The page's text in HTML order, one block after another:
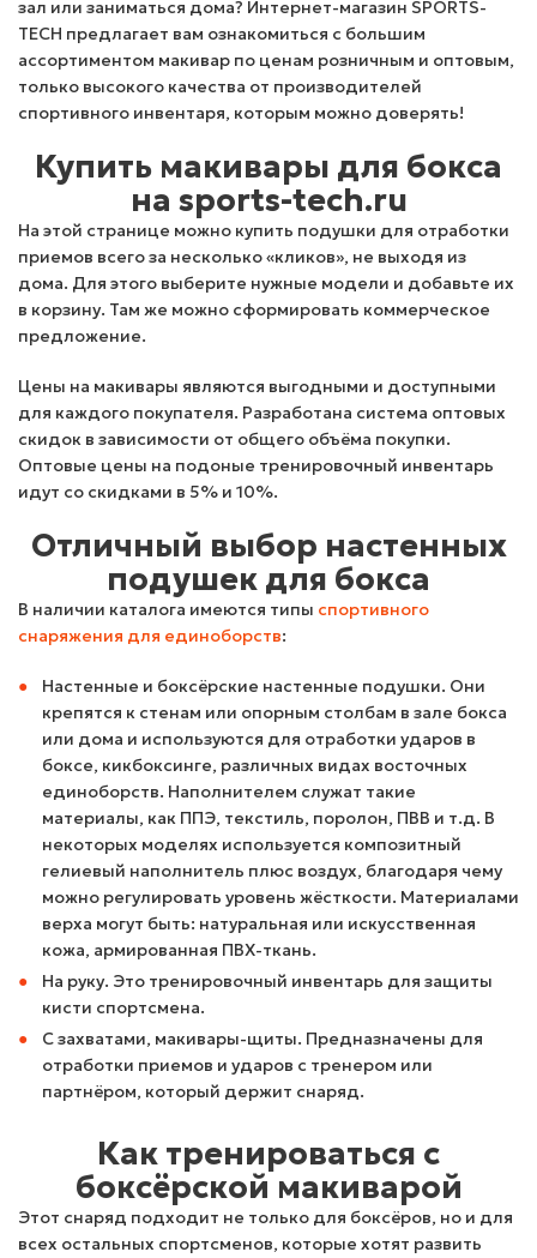
зал или заниматься дома? Интернет-магазин SPORTS-
TECH предлагает вам ознакомиться с большим
ассортиментом макивар по ценам розничным и оптовым,
только высокого качества от производителей
спортивного инвентаря, которым можно доверять!
Купить макивары для бокса
на sports-tech.ru
На этой странице можно купить подушки для отработки
приемов всего за несколько «кликов», не выходя из
дома. Для этого выберите нужные модели и добавьте их
в корзину. Там же можно сформировать коммерческое
предложение.
Цены на макивары являются выгодными и доступными
для каждого покупателя. Разработана система оптовых
скидок в зависимости от общего объёма покупки.
Оптовые цены на подоные тренировочный инвентарь
идут со скидками в 5% и 10%.
Отличный выбор настенных
подушек для бокса
В наличии каталога имеются типы спортивного
снаряжения для единоборств:
Настенные и боксёрские настенные подушки. Они
крепятся к стенам или опорным столбам в зале бокса
или дома и используются для отработки ударов в
боксе, кикбоксинге, различных видах восточных
единоборств. Наполнителем служат такие
материалы, как ППЭ, текстиль, поролон, ПВВ и т.д. В
некоторых моделях используется композитный
гелиевый наполнитель плюс воздух, благодаря чему
можно регулировать уровень жёсткости. Материалами
верха могут быть: натуральная или искусственная
кожа, армированная ПВХ-ткань.
На руку. Это тренировочный инвентарь для защиты
кисти спортсмена.
С захватами, макивары-щиты. Предназначены для
отработки приемов и ударов с тренером или
партнёром, который держит снаряд.
Как тренироваться с
боксёрской макиварой
Этот снаряд подходит не только для боксёров, но и для
всех остальных спортсменов, которые хотят развить